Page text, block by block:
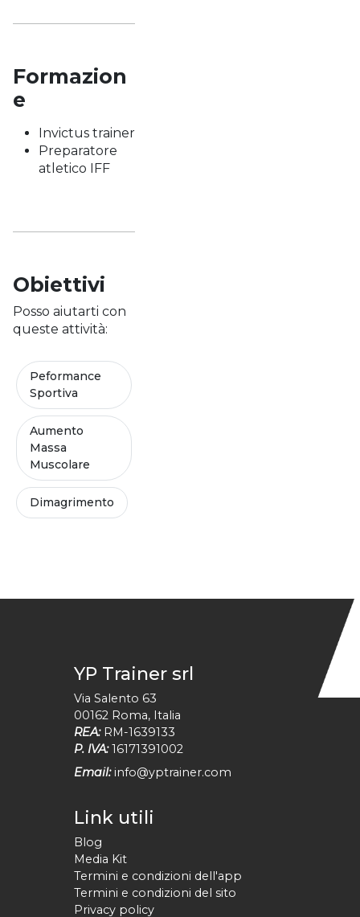
Formazion
e
Invictus trainer
Preparatore
atletico IFF
Obiettivi
Posso aiutarti con
queste attività:
Peformance
Sportiva
Aumento
Massa
Muscolare
Dimagrimento
YP Trainer srl
Via Salento 63
00162 Roma, Italia
REA: RM-1639133
P. IVA: 16171391002
Email: info@yptrainer.com
Link utili
Blog
Media Kit
Termini e condizioni dell'app
Termini e condizioni del sito
Privacy policy